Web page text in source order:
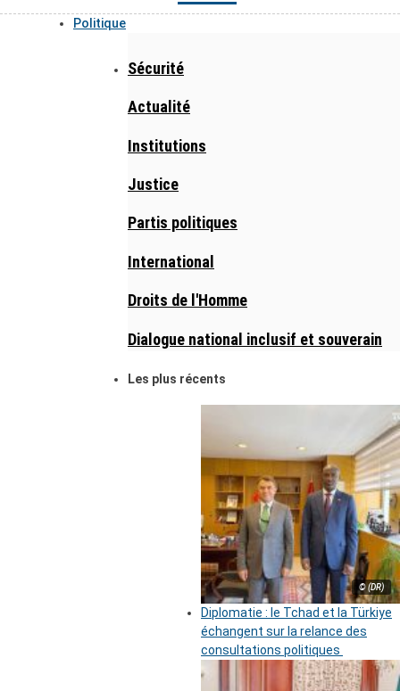
Politique
Sécurité
Actualité
Institutions
Justice
Partis politiques
International
Droits de l'Homme
Dialogue national inclusif et souverain
Les plus récents
© (DR)
Diplomatie : le Tchad et la Türkiye
échangent sur la relance des
consultations politiques